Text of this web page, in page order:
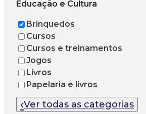
Educação e Cultura
Brinquedos
Cursos
Cursos e treinamentos
Jogos
Livros
Papelaria e livros
‹Ver todas as categorias